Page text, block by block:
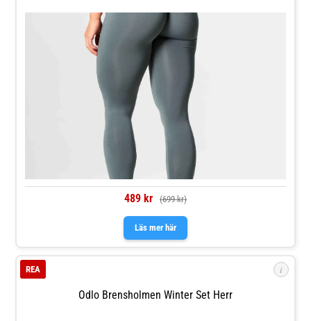
489 kr (699 kr)
Läs mer här
i
Odlo Brensholmen Winter Set Herr
REA